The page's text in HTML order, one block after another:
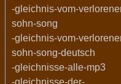
-gleichnis-vom-
sohn-song
-gleichnis-vom-
sohn-song-deutsch
-gleichnisse-alle-mp3
-gleichnisse-der-